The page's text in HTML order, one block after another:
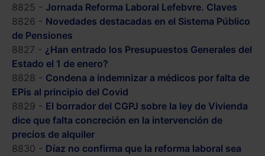
8825 - Jornada Reforma Laboral Lefebvre. Claves
8826 - Novedades destacadas en el Sistema Público
de Pensiones
8827 - ¿Han entrado los Presupuestos Generales del
Estado el 1 de enero?
8828 - Condena a indemnizar a médicos por falta de
EPis al principio del Covid
8829 - El borrador del CGPJ sobre la ley de Vivienda
dice que falta concreción en la intervención de
precios de alquiler
8830 - Díaz no confirma que la reforma laboral sea